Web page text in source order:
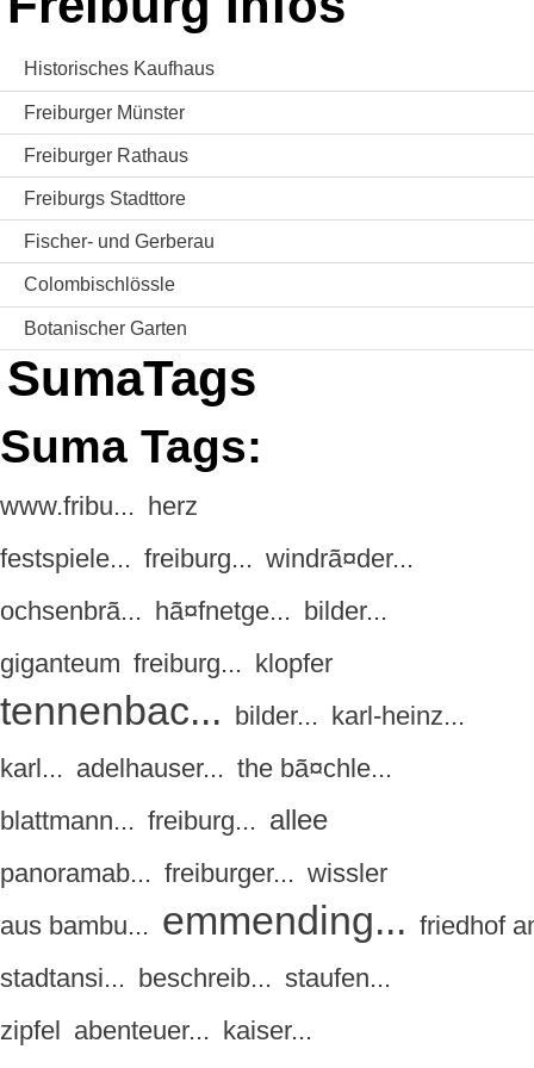
Historisches Kaufhaus
Freiburger Münster
Freiburger Rathaus
Freiburgs Stadttore
Fischer- und Gerberau
Colombischlössle
Botanischer Garten
SumaTags
Suma Tags:
www.fribu... herz
festspiele... freiburg... windrã¤der...
ochsenbrã... hã¤fnetge... bilder...
giganteum freiburg... klopfer
tennenbac... bilder... karl-heinz...
karl... adelhauser... the bã¤chle...
blattmann... freiburg... allee
panoramab... freiburger... wissler
aus bambu... emmending... friedhof
stadtansi... beschreib... staufen...
zipfel abenteuer... kaiser...